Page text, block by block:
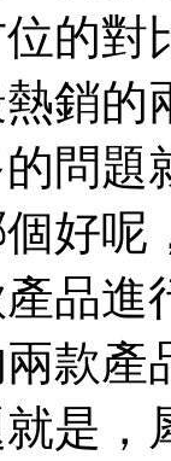
的
銷的
問
好呢
品進
款產
是